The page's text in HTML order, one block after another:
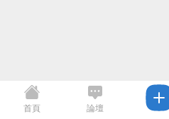
首頁 論壇